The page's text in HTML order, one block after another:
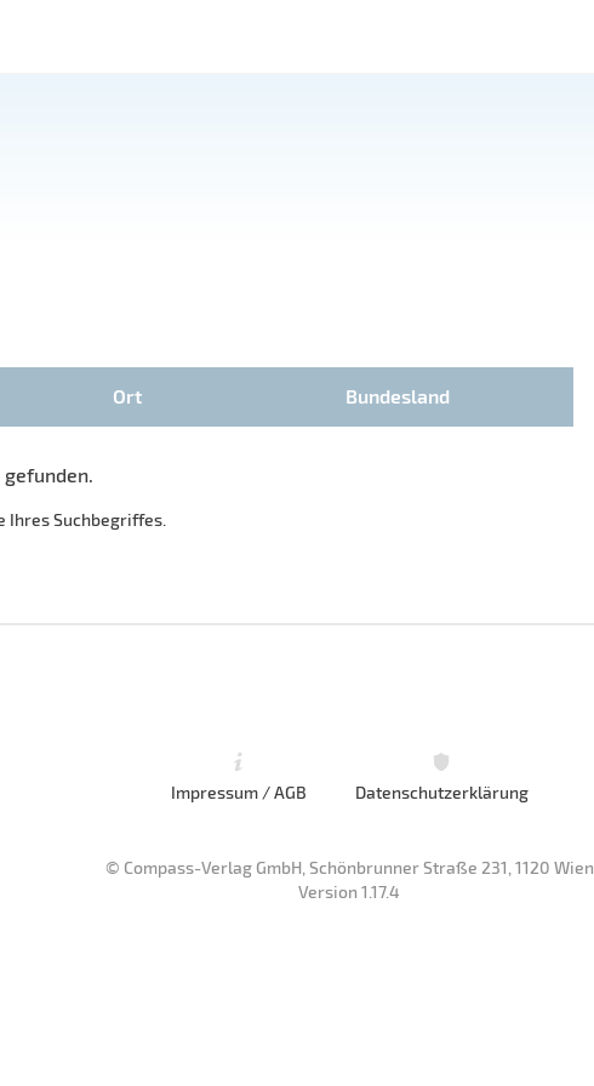
Ort Bundesland
gefunden.
Ihres Suchbegriffes.
Impressum / AGB Datenschutzerklärung
© Compass-Verlag GmbH, Schönbrunner Straße 231, 1120 Wien
Version 1.17.4